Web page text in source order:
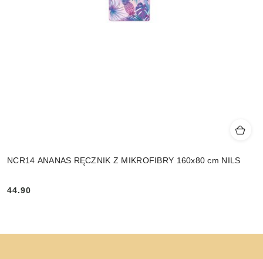
NCR14 ANANAS RĘCZNIK Z MIKROFIBRY 160x80 cm NILS
Cena:
44.90